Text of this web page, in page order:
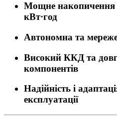
Мощне накопичення
кВт·год
Автономна та
Високий ККД та
компонентів
Надійність і
експлуатації